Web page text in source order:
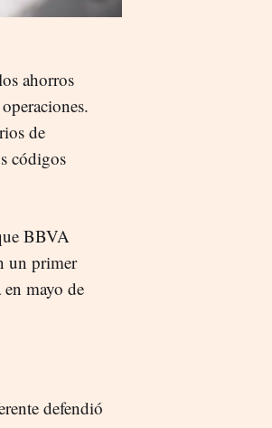
ahorros
de
códigos
BBVA
un primer
mayo de
defendió